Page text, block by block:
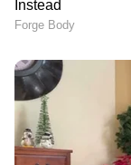
എൻഡിടിവി
നടക്കുന്നത്
അത്
കിഷോർ